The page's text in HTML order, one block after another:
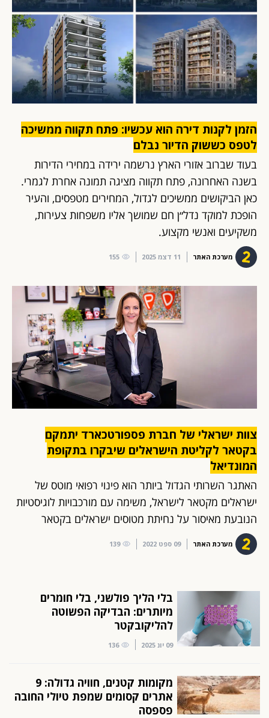
הזמן לקנות דירה הוא עכשיו: פתח תקווה ממשיכה
לטפס כששוק הדיור נבלם
בעוד שברוב אזורי הארץ נרשמה ירידה במחירי הדירות
בשנה האחרונה, פתח תקווה מציגה תמונה אחרת לגמרי.
כאן הביקושים ממשיכים לגדול, המחירים מטפסים, והעיר
הופכת למוקד נדל״ן חם שמושך אליו משפחות צעירות,
משקיעים ואנשי מקצוע.
מערכת האתר 11 דצמ 2025 155
צוות ישראלי של חברת פספורטכארד יתמקם
בקטאר לקליטת הישראלים שיבקרו בתקופת
המונדיאל
האתגר השרותי הגדול ביותר הוא פינוי רפואי מוטס של
ישראלים מקטאר לישראל, משימה עם מורכבויות לוגיסטיות
הנובעת מאיסור על נחיתת מטוסים ישראלים בקטאר
מערכת האתר 09 ספט 2022 139
בלי הליך פולשני, בלי חומרים
מיותרים: הבדיקה הפשוטה
להליקובקטר
09 יונ 2025 136
מקומות קטנים, חוויה גדולה: 9
אתרים קסומים שמפת טיולי החובה
פספסה